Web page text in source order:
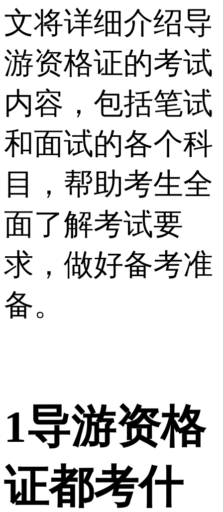
文将详细介绍导
游资格证的考试
内容，包括笔试
和面试的各个科
目，帮助考生全
面了解考试要
求，做好备考准
备。
1导游资格
证都考什